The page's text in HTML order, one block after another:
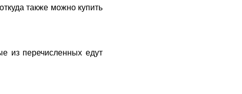
также можно купить
из перечисленных едут